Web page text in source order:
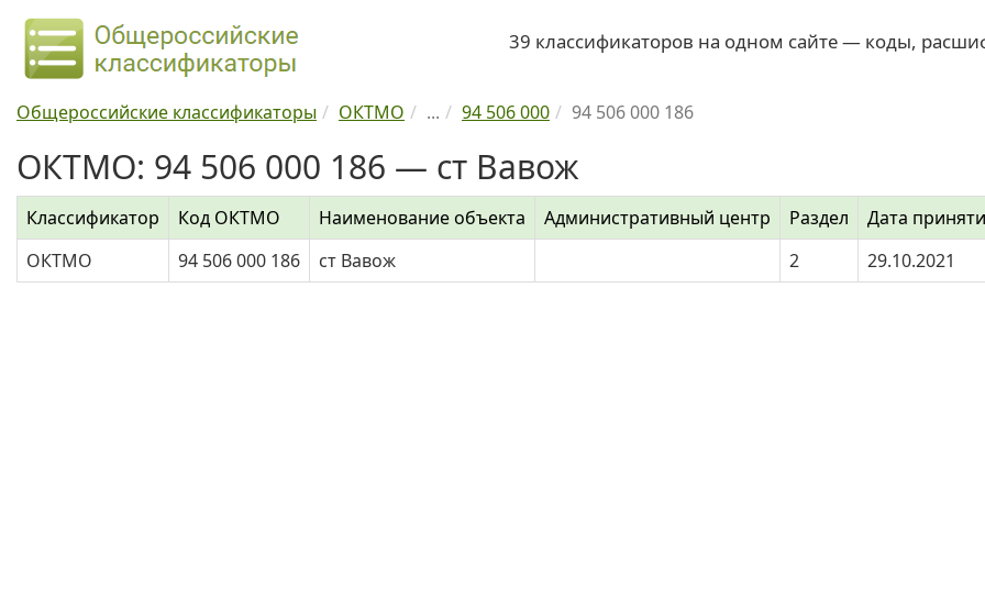
39 классификаторов на одном сайте — коды,
Общероссийские классификаторы ОКТМО ... 94 506 000 94 506 000 186
ОКТМО: 94 506 000 186 — ст Вавож
Классификатор Код ОКТМО Наименование объекта Административный центр Раздел Дата
ОКТМО
94 506 000 186 ст Вавож 2 29.10.2021